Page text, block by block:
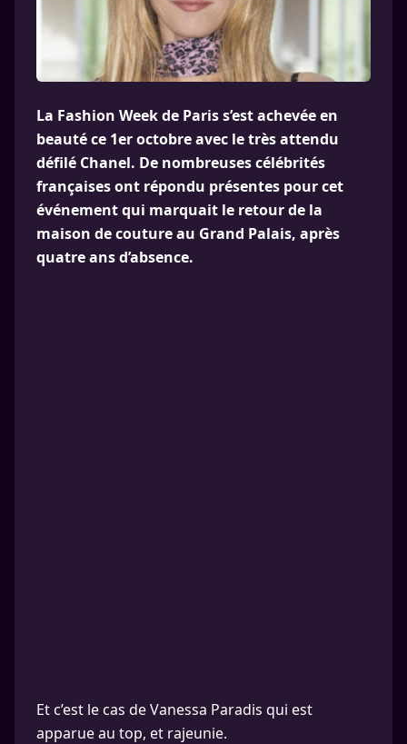
La Fashion Week de Paris s’est achevée en
beauté ce 1er octobre avec le très attendu
défilé Chanel. De nombreuses célébrités
françaises ont répondu présentes pour cet
événement qui marquait le retour de la
maison de couture au Grand Palais, après
quatre ans d’absence.
Et c’est le cas de Vanessa Paradis qui est
apparue au top, et rajeunie.